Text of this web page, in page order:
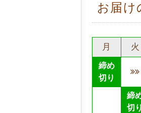
お届け
月 火
締め
切り
締
切り